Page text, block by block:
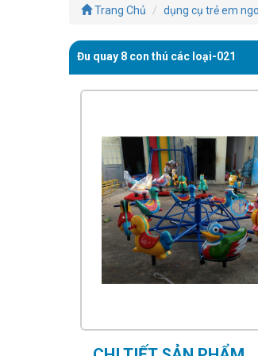
ĐÌNH
THIẾT BỊ PHÒNG GYM
IMPULSE FITNESS
THIẾT BỊ PHÒNG GYM THIÊN
TRƯỜNG
CỎ NHÂN TẠO
Trang Chủ dụng cụ trẻ em
Đu quay 8 con thú các loại-021